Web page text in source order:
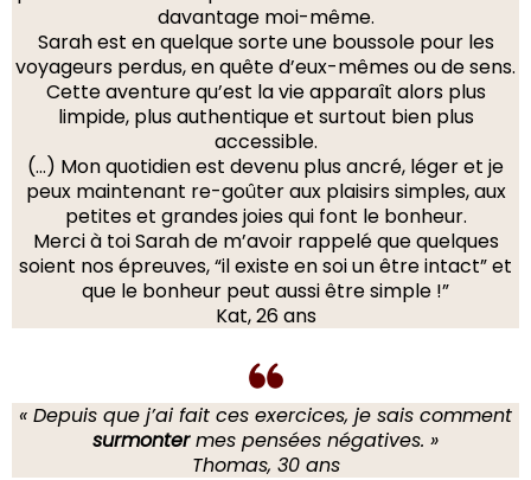
davantage moi-même.
Sarah est en quelque sorte une boussole pour les
voyageurs perdus, en quête d’eux-mêmes ou de sens.
Cette aventure qu’est la vie apparaît alors plus
limpide, plus authentique et surtout bien plus
accessible.
(…) Mon quotidien est devenu plus ancré, léger et je
peux maintenant re-goûter aux plaisirs simples, aux
petites et grandes joies qui font le bonheur.
Merci à toi Sarah de m’avoir rappelé que quelques
soient nos épreuves, “il existe en soi un être intact” et
que le bonheur peut aussi être simple !”
Kat, 26 ans
« Depuis que j’ai fait ces exercices, je sais comment
surmontermes pensées négatives. »
Thomas, 30 ans